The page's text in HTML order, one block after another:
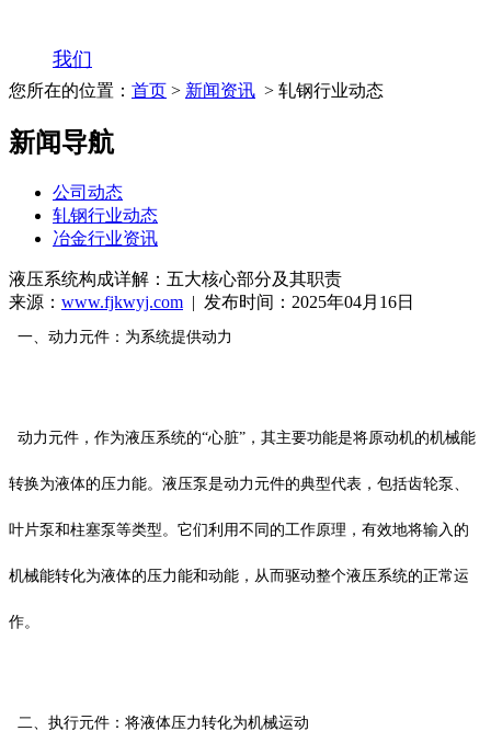
我们
您所在的位置： 首页 > 新闻资讯 > 轧钢行业动态
新闻导航
公司动态
轧钢行业动态
冶金行业资讯
液压系统构成详解：五大核心部分及其职责
来源： www.fjkwyj.com | 发布时间：2025年04月16日
一、动力元件：为系统提供动力
动力元件，作为液压系统的“心脏”，其主要功能是将原动机的机械能
转换为液体的压力能。液压泵是动力元件的典型代表，包括齿轮泵、
叶片泵和柱塞泵等类型。它们利用不同的工作原理，有效地将输入的
机械能转化为液体的压力能和动能，从而驱动整个液压系统的正常运
作。
二、执行元件：将液体压力转化为机械运动